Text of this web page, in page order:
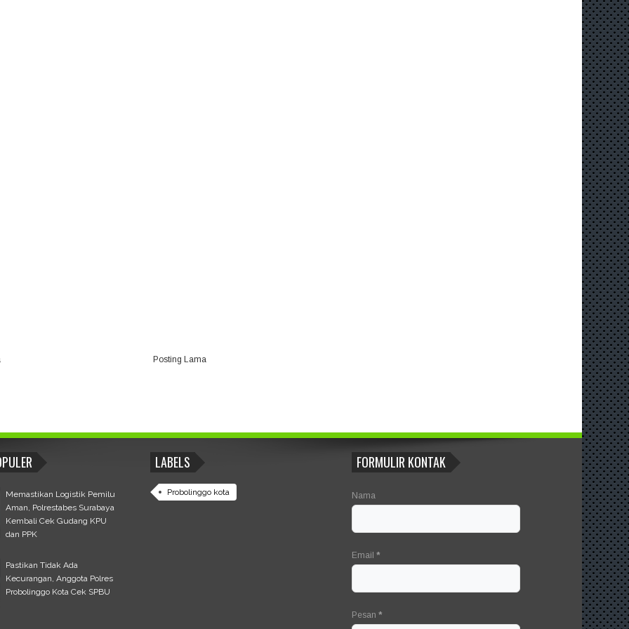
Posting Lama
Memastikan Logistik Pemilu
Aman, Polrestabes Surabaya
Kembali Cek Gudang KPU
dan PPK
Pastikan Tidak Ada
Kecurangan, Anggota Polres
Probolinggo Kota Cek SPBU
LABELS
Probolinggo kota
FORMULIR KONTAK
Nama
Email*
Pesan*